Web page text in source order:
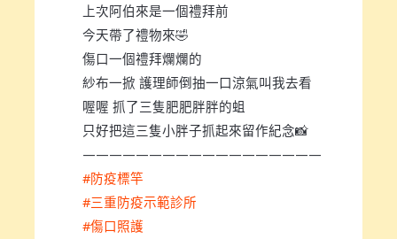
上次阿伯來是一個禮拜前
今天帶了禮物來🤣
傷口一個禮拜爛爛的
紗布一掀 護理師倒抽一口涼氣叫我去看
喔喔 抓了三隻肥肥胖胖的蛆
只好把這三隻小胖子抓起來留作紀念📸
——————————————————
#防疫標竿
#三重防疫示範診所
#傷口照護